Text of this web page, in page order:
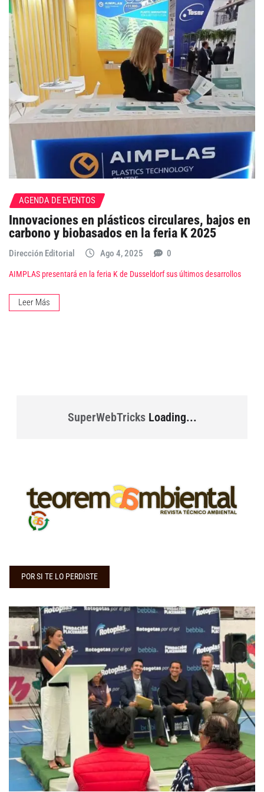
AGENDA DE EVENTOS
Innovaciones en plásticos circulares, bajos en
carbono y biobasados en la feria K 2025
Dirección Editorial Ago 4, 2025 0
AIMPLAS presentará en la feria K de Dusseldorf sus últimos desarrollos
Leer Más
SuperWebTricksLoading...
POR SI TE LO PERDISTE